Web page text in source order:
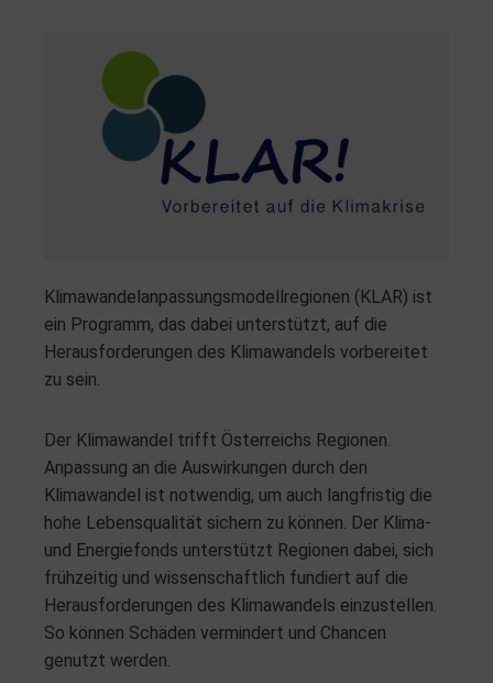
Klimawandelanpassungsmodellregionen (KLAR) ist
ein Programm, das dabei unterstützt, auf die
Herausforderungen des Klimawandels vorbereitet
zu sein.
Der Klimawandel trifft Österreichs Regionen.
Anpassung an die Auswirkungen durch den
Klimawandel ist notwendig, um auch langfristig die
hohe Lebensqualität sichern zu können. Der Klima-
und Energiefonds unterstützt Regionen dabei, sich
frühzeitig und wissenschaftlich fundiert auf die
Herausforderungen des Klimawandels einzustellen.
So können Schäden vermindert und Chancen
genutzt werden.